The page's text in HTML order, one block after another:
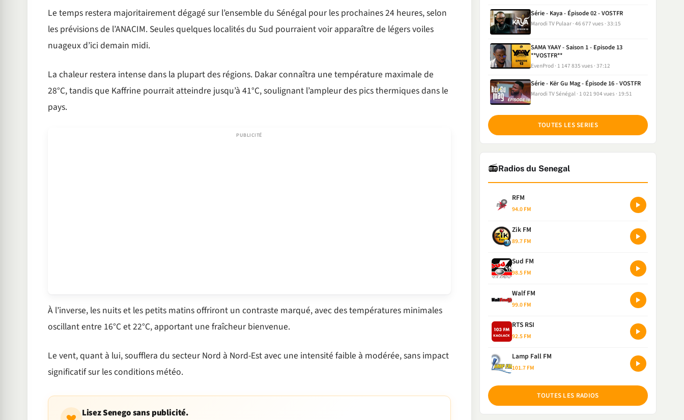
Le temps restera majoritairement dégagé sur l’ensemble du Sénégal pour les prochaines 24 heures, selon
les prévisions de l’ANACIM. Seules quelques localités du Sud pourraient voir apparaître de légers voiles
nuageux d’ici demain midi.
La chaleur restera intense dans la plupart des régions. Dakar connaîtra une température maximale de
28°C, tandis que Kaffrine pourrait atteindre jusqu’à 41°C, soulignant l’ampleur des pics thermiques dans le
pays.
À l’inverse, les nuits et les petits matins offriront un contraste marqué, avec des températures minimales
oscillant entre 16°C et 22°C, apportant une fraîcheur bienvenue.
Le vent, quant à lui, soufflera du secteur Nord à Nord-Est avec une intensité faible à modérée, sans impact
significatif sur les conditions météo.
Lisez Senego sans publicité.
Série - Kaya - Épisode 02 - VOSTFR
Marodi TV Pulaar 46 677 vues 33:15
SAMA YAAY - Saison 1 - Episode 13
**VOSTFR**
EvenProd 1 147 835 vues 37:12
Série - Kër Gu Mag - Épisode 16 - VOSTFR
Marodi TV Sénégal 1 021 904 vues 19:51
TOUTES LES SERIES
📻Radios du Senegal
RFM
94.0 FM
Zik FM
89.7 FM
Sud FM
98.5 FM
Walf FM
99.0 FM
RTS RSI
92.5 FM
Lamp Fall FM
101.7 FM
TOUTES LES RADIOS